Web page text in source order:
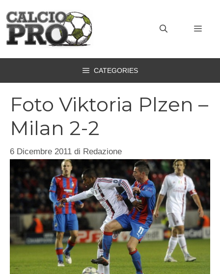
contenuto
CATEGORIES
Foto Viktoria Plzen –
Milan 2-2
6 Dicembre 2011 di Redazione